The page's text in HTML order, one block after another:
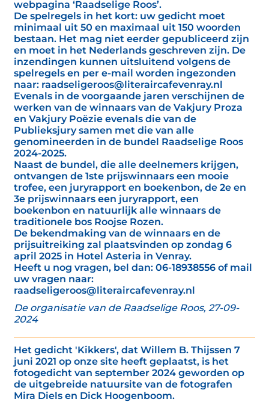
webpagina ‘Raadselige Roos’.
De spelregels in het kort: uw gedicht moet
minimaal uit 50 en maximaal uit 150 woorden
bestaan. Het mag niet eerder gepubliceerd zijn
en moet in het Nederlands geschreven zijn. De
inzendingen kunnen uitsluitend volgens de
spelregels en per e-mail worden ingezonden
naar: raadseligeroos@literaircafevenray.nl
Evenals in de voorgaande jaren verschijnen de
werken van de winnaars van de Vakjury Proza
en Vakjury Poëzie evenals die van de
Publieksjury samen met die van alle
genomineerden in de bundel Raadselige Roos
2024-2025.
Naast de bundel, die alle deelnemers krijgen,
ontvangen de 1ste prijswinnaars een mooie
trofee, een juryrapport en boekenbon, de 2e en
3e prijswinnaars een juryrapport, een
boekenbon en natuurlijk alle winnaars de
traditionele bos Roojse Rozen.
De bekendmaking van de winnaars en de
prijsuitreiking zal plaatsvinden op zondag 6
april 2025 in Hotel Asteria in Venray.
Heeft u nog vragen, bel dan: 06-18938556 of mail
uw vragen naar:
raadseligeroos@literaircafevenray.nl
De organisatie van de Raadselige Roos, 27-09-
2024
Het gedicht 'Kikkers', dat Willem B. Thijssen 7
juni 2021 op onze site heeft geplaatst, is het
fotogedicht van september 2024 geworden op
de uitgebreide natuursite van de fotografen
Mira Diels en Dick Hoogenboom.